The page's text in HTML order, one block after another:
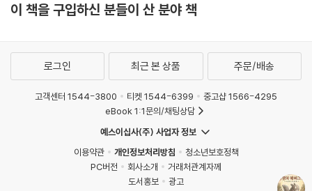
이 책을 구입하신 분들이 산 분야 책
로그인 최근 본 상품 주문/배송
고객센터 1544-3800 티켓 1544-6399
중고샵 1566-4295
eBook 1:1문의/채팅상담
예스이십사(주) 사업자 정보
이용약관
개인정보처리방침
청소년보호정책
PC버전
회사소개
거래처관계자께
도서홍보
광고